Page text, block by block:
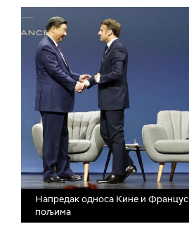
Напредак односа Кине и
пољима